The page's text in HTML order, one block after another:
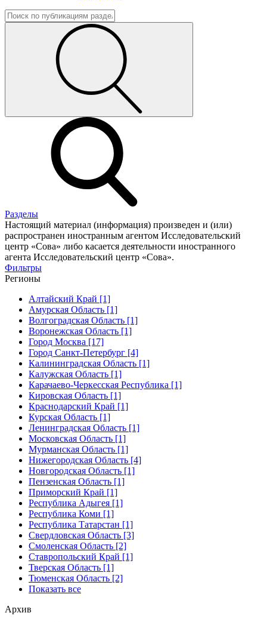
Разделы
Настоящий материал (информация) произведен и (или)
распространен иностранным агентом Исследовательский
центр «Сова» либо касается деятельности иностранного
агента Исследовательский центр «Сова».
Фильтры
Регионы
Алтайский Край [1]
Амурская Область [1]
Волгоградская Область [1]
Воронежская Область [1]
Город Москва [17]
Город Санкт-Петербург [4]
Калининградская Область [1]
Калужская Область [1]
Карачаево-Черкесская Республика [1]
Кировская Область [1]
Краснодарский Край [1]
Курская Область [1]
Ленинградская Область [1]
Московская Область [1]
Мурманская Область [1]
Нижегородская Область [4]
Новгородская Область [1]
Пензенская Область [1]
Приморский Край [1]
Республика Адыгея [1]
Республика Коми [1]
Республика Татарстан [1]
Свердловская Область [3]
Смоленская Область [2]
Ставропольский Край [1]
Тверская Область [1]
Тюменская Область [2]
Показать все
Архив